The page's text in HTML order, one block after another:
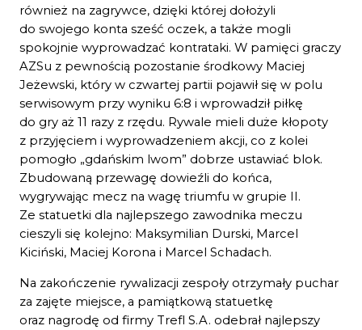
również na zagrywce, dzięki której dołożyli
do swojego konta sześć oczek, a także mogli
spokojnie wyprowadzać kontrataki. W pamięci graczy
AZSu z pewnością pozostanie środkowy Maciej
Jeżewski, który w czwartej partii pojawił się w polu
serwisowym przy wyniku 6:8 i wprowadził piłkę
do gry aż 11 razy z rzędu. Rywale mieli duże kłopoty
z przyjęciem i wyprowadzeniem akcji, co z kolei
pomogło „gdańskim lwom” dobrze ustawiać blok.
Zbudowaną przewagę dowieźli do końca,
wygrywając mecz na wagę triumfu w grupie II.
Ze statuetki dla najlepszego zawodnika meczu
cieszyli się kolejno: Maksymilian Durski, Marcel
Kiciński, Maciej Korona i Marcel Schadach.
Na zakończenie rywalizacji zespoły otrzymały puchar
za zajęte miejsce, a pamiątkową statuetkę
oraz nagrodę od firmy Trefl S.A. odebrał najlepszy